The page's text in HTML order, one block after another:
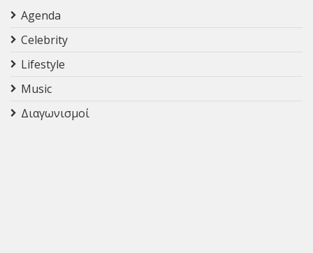
Agenda
Celebrity
Lifestyle
Music
Διαγωνισμοί